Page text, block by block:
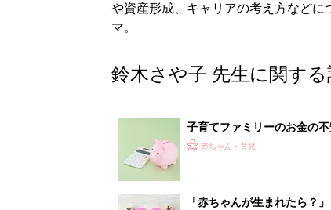
や資産形成、キャリアの考え方など
マ。
鈴木さや子 先生に関す
子育てファミリーのお金の
ーが解説】
赤ちゃん・育児
「赤ちゃんが生まれたら？